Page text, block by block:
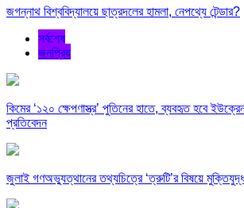
জগন্নাথ বিশ্ববিদ্যালয়ে ছাত্রদলের হামলা, নেপথ্যে টেন্ডার?
সর্বশেষ
জনপ্রিয়
কিমের ‘১২০ ক্ষেপণাস্ত্র’ পুতিনের হাতে, ব্যবহৃত হবে
প্রতিবেদন
জুলাই গণঅভ্যুত্থানের তথ্যচিত্রে ‘ত্রুটি’র বিষয়ে